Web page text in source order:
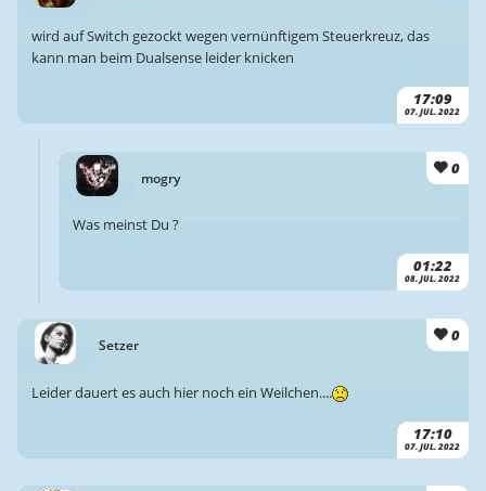
17:09
07. JUL. 2022
wird auf Switch gezockt wegen vernünftigem Steuerkreuz, das
kann man beim Dualsense leider knicken
mogry
0
01:22
08. JUL. 2022
Was meinst Du ?
Setzer
0
17:10
07. JUL. 2022
Leider dauert es auch hier noch ein Weilchen....